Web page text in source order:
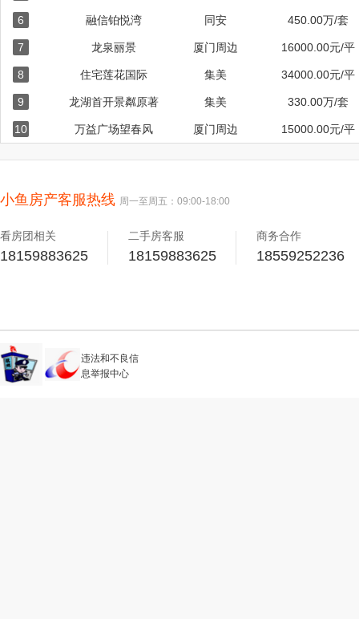
6 融信铂悦湾 同安 450.00万/套
7 龙泉丽景 厦门周边 16000.00元/平
8 住宅莲花国际 集美 34000.00元/平
9 龙湖首开景粼原著 集美 330.00万/套
10 万益广场望春风 厦门周边 15000.00元/平
小鱼房产客服热线 周一至周五：09:00-18:00
看房团相关
18159883625
二手房客服
18159883625
商务合作
18559252236
违法和不良信
息举报中心